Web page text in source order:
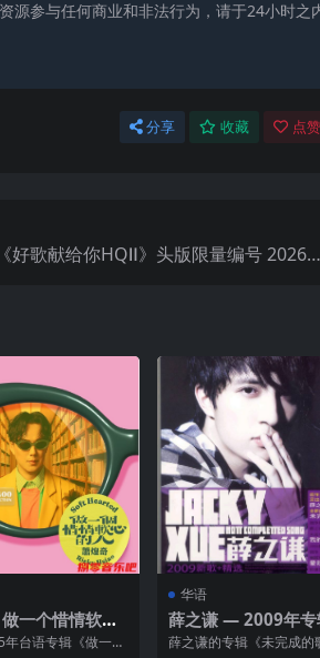
源参与任何商业和非法行为，请于24小时之
分享 收藏 点
好歌献给你HQⅡ》头版限量编号 2026
一个惜情软心
ALAC 24bit
台语专辑《做一个
华语
薛之谦 — 2009年
未完成的歌 aif
薛之谦的专辑《未完成的